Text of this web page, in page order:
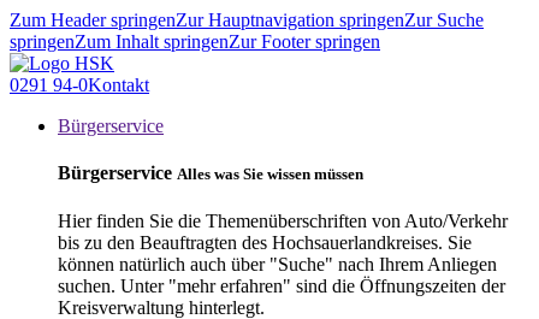
Zum Header springenZur Hauptnavigation springenZur Suche
springenZum Inhalt springenZur Footer springen
0291 94-0Kontakt
Bürgerservice
Bürgerservice Alles was Sie wissen müssen
Hier finden Sie die Themenüberschriften von Auto/Verkehr
bis zu den Beauftragten des Hochsauerlandkreises. Sie
können natürlich auch über "Suche" nach Ihrem Anliegen
suchen. Unter "mehr erfahren" sind die Öffnungszeiten der
Kreisverwaltung hinterlegt.